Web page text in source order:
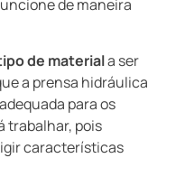
de maneira
de materiala ser
a prensa hidráulica
para os
trabalhar, pois
características